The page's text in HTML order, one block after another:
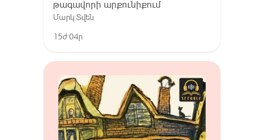
թագավորի արքունիքում
Մարկ Տվեն
15ժ 04ր